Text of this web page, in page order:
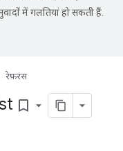
में गलतियां हो सकती हैं.
रेफ़रंस
bookmark_border